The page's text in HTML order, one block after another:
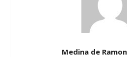
Medina de